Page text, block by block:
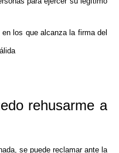
los que alcanza la firma del
rehusarme a
se puede reclamar ante la